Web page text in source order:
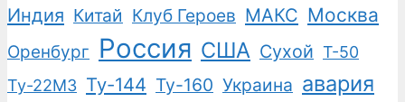
Индия Китай Клуб Героев МАКС Москва
Оренбург Россия США Сухой Т-50
Ту-22М3 Ту-144 Ту-160 Украина авария